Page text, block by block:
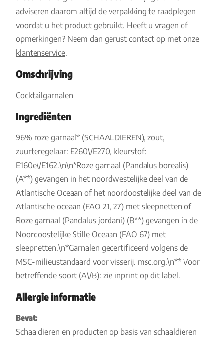
adviseren daarom altijd de verpakking te raadplegen
voordat u het product gebruikt. Heeft u vragen of
opmerkingen? Neem dan gerust contact op met onze
klantenservice.
Omschrijving
Cocktailgarnalen
Ingrediënten
96% roze garnaal* (SCHAALDIEREN), zout,
zuurteregelaar: E260\/E270, kleurstof:
E160e\/E162.\n\n*Roze garnaal (Pandalus borealis)
(A**) gevangen in het noordwestelijke deel van de
Atlantische Oceaan of het noordoostelijke deel van de
Atlantische oceaan (FAO 21, 27) met sleepnetten of
Roze garnaal (Pandalus jordani) (B**) gevangen in de
Noordoostelijke Stille Oceaan (FAO 67) met
sleepnetten.\n*Garnalen gecertificeerd volgens de
MSC-milieustandaard voor visserij. msc.org.\n** Voor
betreffende soort (A\/B): zie inprint op dit label.
Allergie informatie
Bevat:
Schaaldieren en producten op basis van schaaldieren